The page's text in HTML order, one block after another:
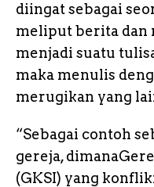
diingat sebagai
meliput berita dan
menjadi suatu
maka menulis
merugikan yang
“Sebagai contoh
gereja,
(GKSI) yang